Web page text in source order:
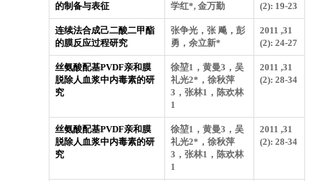
的制备与表征
学红*, 金万勤
(2): 19-23
连续法合成己二酸二甲酯
的膜反应过程研究
张争光，张 飚，彭
勇，余立新*
2011 ,31
(2): 24-27
丝氨酸配基PVDF亲和膜
脱除人血浆中内毒素的研
究
徐堃1，黄曼3，吴
礼光2*，徐秋萍
3，张林1，陈欢林
1
2011 ,31
(2): 28-34
丝氨酸配基PVDF亲和膜
脱除人血浆中内毒素的研
究
徐堃1，黄曼3，吴
礼光2*，徐秋萍
3，张林1，陈欢林
1
2011 ,31
(2): 28-34